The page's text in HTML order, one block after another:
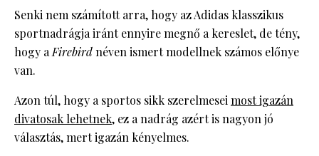
Senki nem számított arra, hogy az Adidas klasszikus
sportnadrágja iránt ennyire megnő a kereslet, de tény,
hogy aFirebirdnéven ismert modellnek számos előnye
van.
Azon túl, hogy a sportos sikk szerelmeseimost igazán
divatosak lehetnek, ez a nadrág azért is nagyon jó
választás, mert igazán kényelmes.